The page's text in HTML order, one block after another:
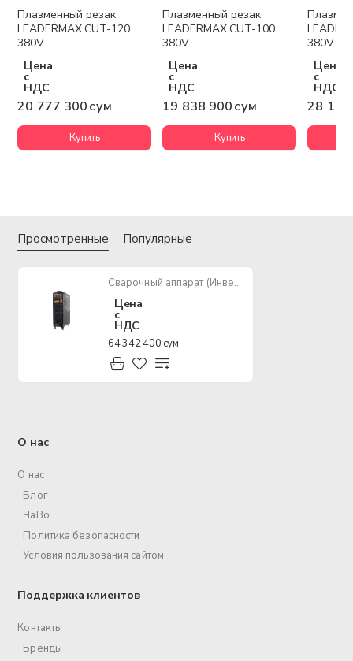
Бесплатная доставка
Плазменный резак
LEADERMAX CUT-120
380V
Цена
с
НДС
20 777 300 сум
Купить
Бесплатная доставка
Плазменный резак
LEADERMAX CUT-100
380V
Цена
с
НДС
19 838 900 сум
Купить
380V
Цена
с
НДС
28 149
Просмотренные Популярные
Сварочный аппарат (Инверторный) LEADERMAX MZ-1250 380V
Цена
с
НДС
64 342 400 сум
О нас
О нас
Блог
ЧаВо
Политика безопасности
Условия пользования сайтом
Поддержка клиентов
Контакты
Бренды